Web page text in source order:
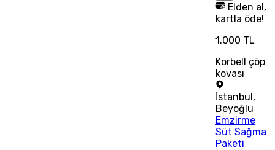
Elden al,
kartla öde!
1.000 TL
Korbell çöp
kovası
İstanbul,
Beyoğlu
Emzirme
Süt Sağma
Paketi